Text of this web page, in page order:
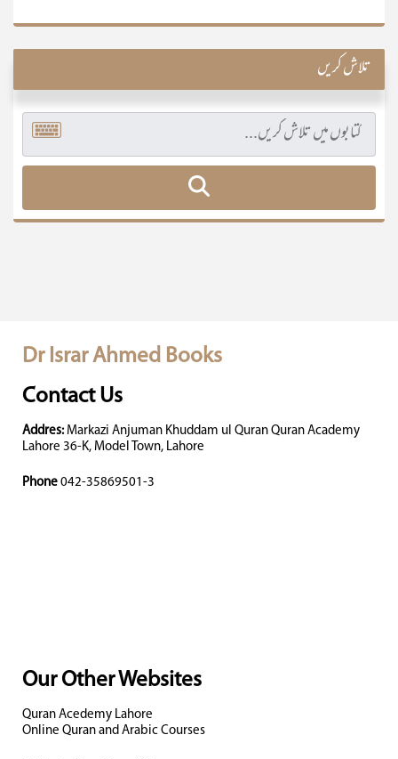
تلاش کریں
Dr Israr Ahmed Books
Contact Us
Addres: Markazi Anjuman Khuddam ul Quran Quran Academy
Lahore 36-K, Model Town, Lahore
Phone 042-35869501-3
Our Other Websites
Quran Acedemy Lahore
Online Quran and Arabic Courses